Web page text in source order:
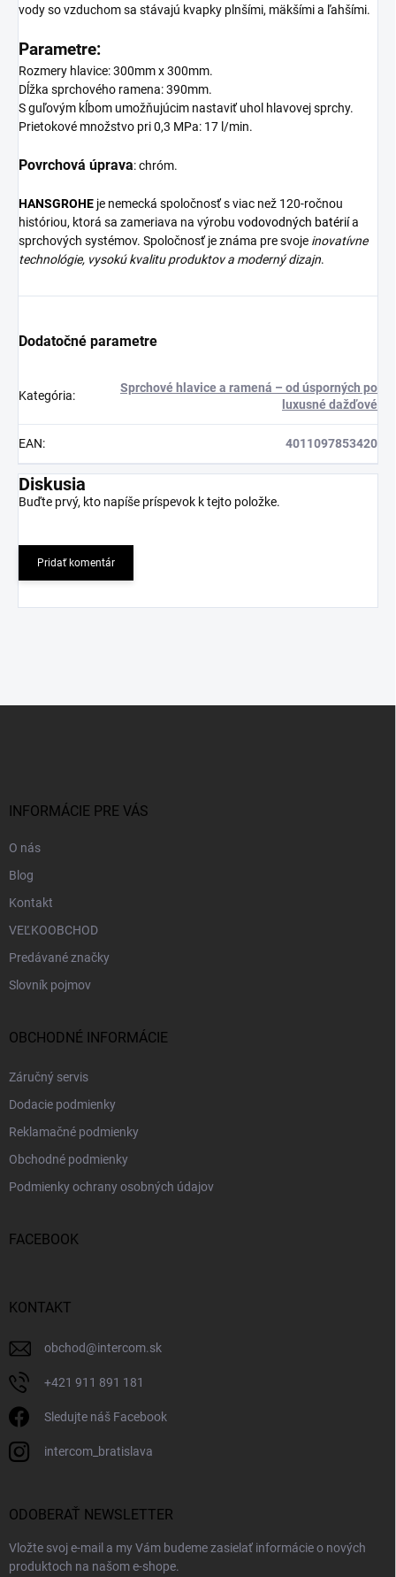
vody so vzduchom sa stávajú kvapky plnšími, mäkšími a ľahšími.
Parametre:
Rozmery hlavice: 300mm x 300mm.
Dĺžka sprchového ramena: 390mm.
S guľovým kĺbom umožňujúcim nastaviť uhol hlavovej sprchy.
Prietokové množstvo pri 0,3 MPa: 17 l/min.
Povrchová úprava: chróm.
HANSGROHE je nemecká spoločnosť s viac než 120-ročnou
históriou, ktorá sa zameriava na výrobu vodovodných batériía
sprchových systémov. Spoločnosť je známa pre svoje inovatívne
technológie, vysokú kvalitu produktov a moderný dizajn.
Dodatočné parametre
Kategória:
Sprchové hlavice a ramená – od úsporných po
luxusné dažďové
EAN: 4011097853420
Diskusia
Buďte prvý, kto napíše príspevok k tejto položke.
Pridať komentár
INFORMÁCIE PRE VÁS
O nás
Blog
Kontakt
VEĽKOOBCHOD
Predávané značky
Slovník pojmov
OBCHODNÉ INFORMÁCIE
Záručný servis
Dodacie podmienky
Reklamačné podmienky
Obchodné podmienky
Podmienky ochrany osobných údajov
FACEBOOK
KONTAKT
obchod@intercom.sk
+421 911 891 181
Sledujte náš Facebook
intercom_bratislava
ODOBERAŤ NEWSLETTER
Vložte svoj e-mail a my Vám budeme zasielať informácie o nových
produktoch na našom e-shope.